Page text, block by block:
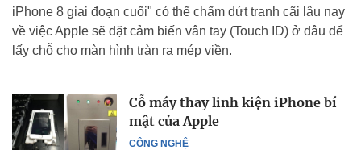
iPhone 8 giai đoạn cuối" có thể chấm dứt tranh cãi lâu nay
về việc Apple sẽ đặt cảm biến vân tay (Touch ID) ở đâu để
lấy chỗ cho màn hình tràn ra mép viền.
CÔNG NGHỆ
Cỗ máy thay linh kiện iPhone bí
mật của Apple